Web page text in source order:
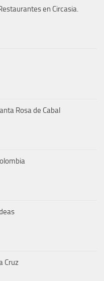
en Circasia.
Rosa de Cabal
Cruz